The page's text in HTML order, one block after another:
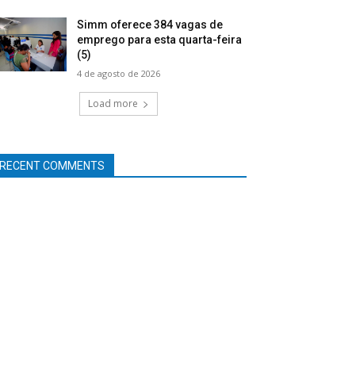
Simm oferece 384 vagas de
emprego para esta quarta-feira
(5)
4 de agosto de 2026
Load more
RECENT COMMENTS